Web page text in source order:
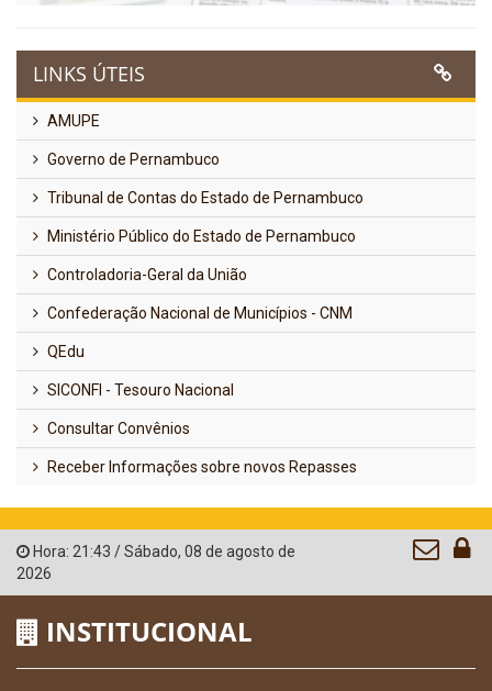
LINKS ÚTEIS
AMUPE
Governo de Pernambuco
Tribunal de Contas do Estado de Pernambuco
Ministério Público do Estado de Pernambuco
Controladoria-Geral da União
Confederação Nacional de Municípios - CNM
QEdu
SICONFI - Tesouro Nacional
Consultar Convênios
Receber Informações sobre novos Repasses
Hora: 21:43 /Sábado, 08 de agosto de
2026
INSTITUCIONAL